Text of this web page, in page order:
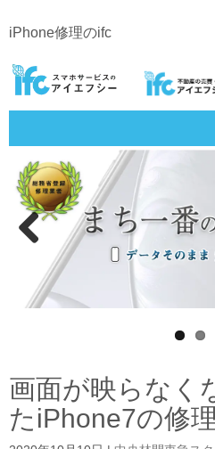
iPhone修理のifc
画面が映らなく
たiPhone7の修理